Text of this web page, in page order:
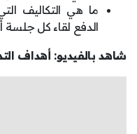
ما هي التكاليف
الدفع لقاء كل جلسة
شاهد بالفيديو: أهداف